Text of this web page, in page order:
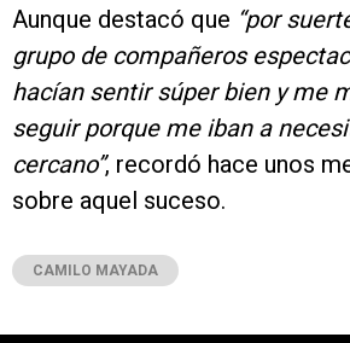
Aunque destacó que “por
grupo de compañeros
hacían sentir súper bien y me
seguir porque me iban a
cercano”, recordó hace unos
sobre aquel suceso.
CAMILO MAYADA